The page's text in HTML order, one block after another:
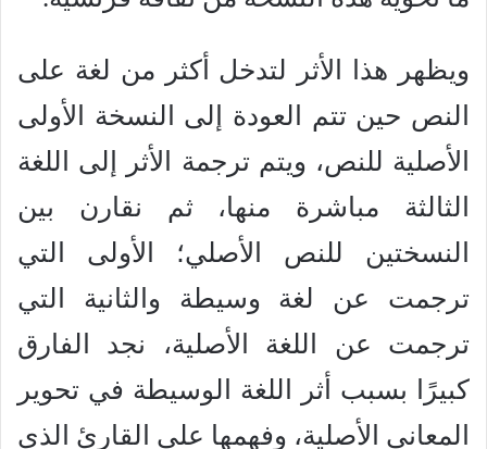
ويظهر هذا الأثر لتدخل أكثر من لغة على
النص حين تتم العودة إلى النسخة الأولى
الأصلية للنص، ويتم ترجمة الأثر إلى اللغة
الثالثة مباشرة منها، ثم نقارن بين
النسختين للنص الأصلي؛ الأولى التي
ترجمت عن لغة وسيطة والثانية التي
ترجمت عن اللغة الأصلية، نجد الفارق
كبيرًا بسبب أثر اللغة الوسيطة في تحوير
المعاني الأصلية، وفهمها على القارئ الذي